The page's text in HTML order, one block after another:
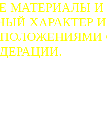
МАТЕРИАЛЫ
ХАРАКТЕР